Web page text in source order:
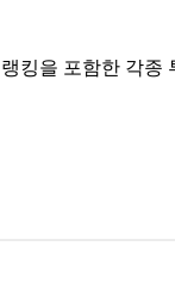
킹을 포함한 각종